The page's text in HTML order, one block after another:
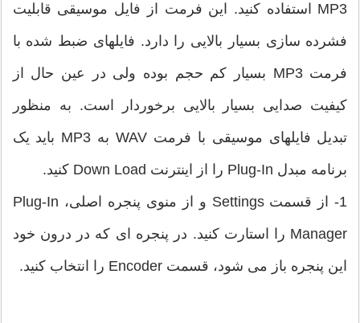
MP3 استفاده کنید. این فرمت از فایل موسیقی قابلیت
فشرده سازی بسیار بالایی را دارد. فایلهای ضبط شده با
فرمت MP3 بسیار کم حجم بوده ولی در عین حال از
کیفیت صدایی بسیار بالایی برخوردار است. به منظور
تبدیل فایلهای موسیقی با فرمت WAV به MP3 باید یک
برنامه مبدل Plug-In را از اینترنت Down Load کنید.
1- از قسمت Settings و از منوی پنجره اصلی، Plug-In
Manager را استارت کنید. در پنجره ای که در درون خود
این پنجره باز می شود، قسمت Encoder را انتخاب کنید.